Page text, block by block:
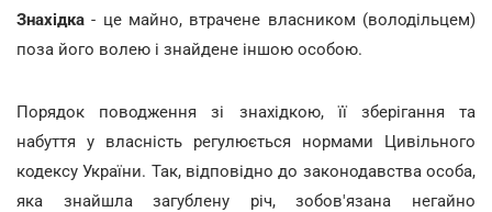
Знахідка - це майно, втрачене власником (володільцем)
поза його волею і знайдене іншою особою.
Порядок поводження зі знахідкою, її зберігання та
набуття у власність регулюється нормами Цивільного
кодексу України. Так, відповідно до законодавства особа,
яка знайшла загублену річ, зобов'язана негайно